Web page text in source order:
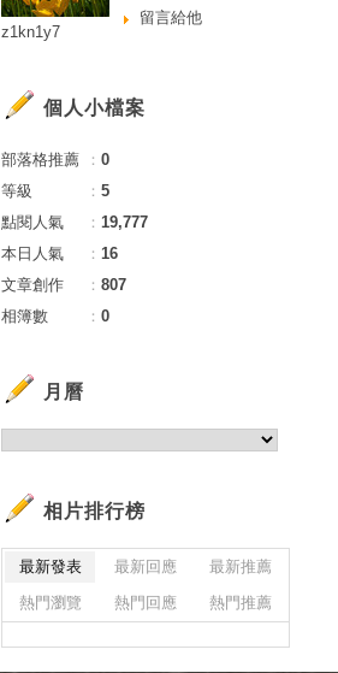
留言給他
z1kn1y7
個人小檔案
部落格推薦 ： 0
等級
： 5
點閱人氣
： 19,777
本日人氣
： 16
文章創作
： 807
相簿數
： 0
月曆
相片排行榜
最新發表 最新回應
最新推薦
熱門瀏覽
熱門回應 熱門推薦